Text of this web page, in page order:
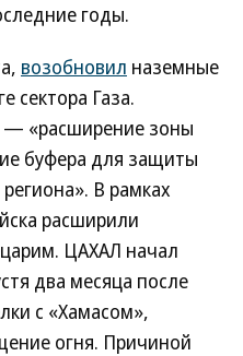
годы.
возобновил наземные
сектора Газа.
«расширение зоны
буфера для защиты
В рамках
расширили
ЦАХАЛ начал
два месяца после
с «Хамасом»,
огня. Причиной